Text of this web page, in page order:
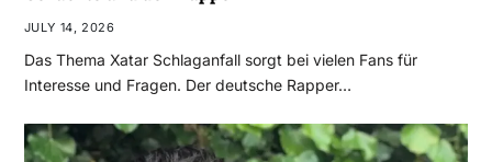
JULY 14, 2026
Das Thema Xatar Schlaganfall sorgt bei vielen Fans für
Interesse und Fragen. Der deutsche Rapper…